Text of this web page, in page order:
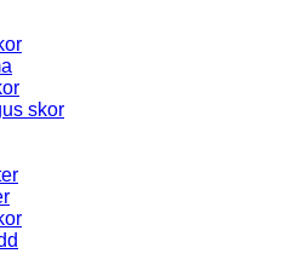
skor